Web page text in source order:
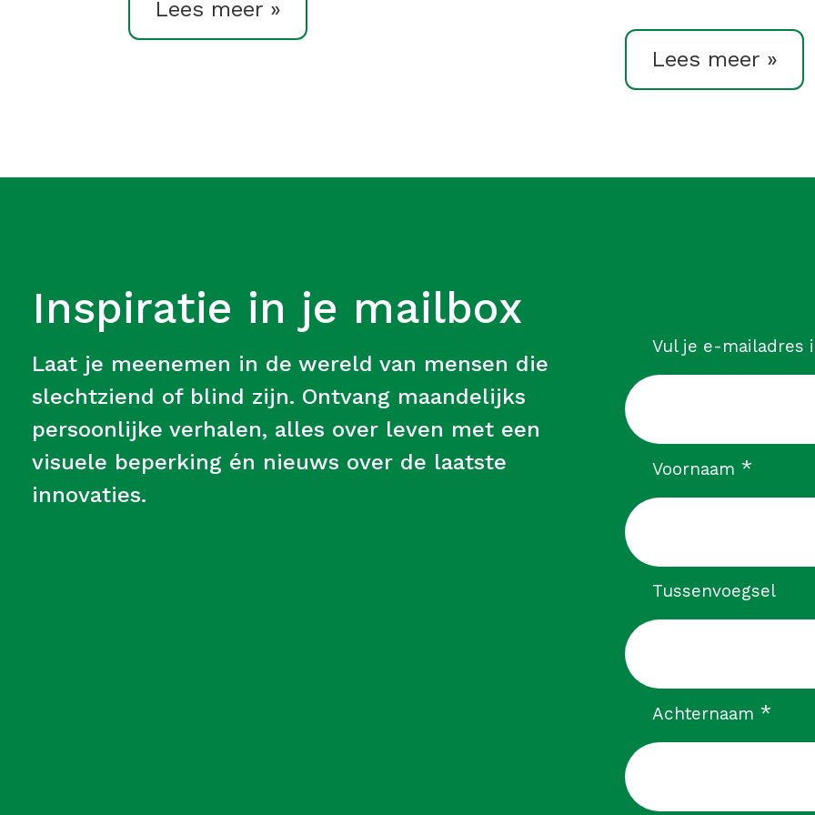
Lees meer »
Lees meer »
Inspiratie in je mailbox
Laat je meenemen in de wereld van mensen die
slechtziend of blind zijn. Ontvang maandelijks
persoonlijke verhalen, alles over leven met een
visuele beperking én nieuws over de laatste
innovaties.
Vul je e-mailadres
Voornaam *
Tussenvoegsel
Achternaam *